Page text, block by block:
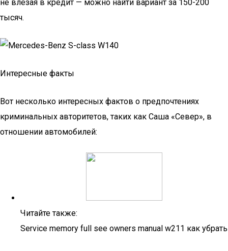
не влезая в кредит — можно найти вариант за 150-200
тысяч.
Интересные факты
Вот несколько интересных фактов о предпочтениях
криминальных авторитетов, таких как Саша «Север», в
отношении автомобилей:
Читайте также:
Service memory full see owners manual w211 как убрать